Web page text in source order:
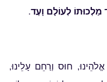
לְעוֹלָם וָעֶד.
חוּס וְרַחֵם עָלֵינוּ,